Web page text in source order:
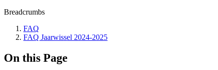
Breadcrumbs
FAQ
FAQ Jaarwissel 2024-2025
On this Page